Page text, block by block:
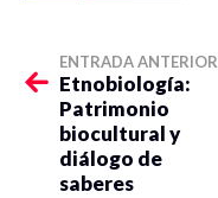
ENTRADA ANTERIOR
Etnobiología:
Patrimonio
biocultural y
diálogo de
saberes